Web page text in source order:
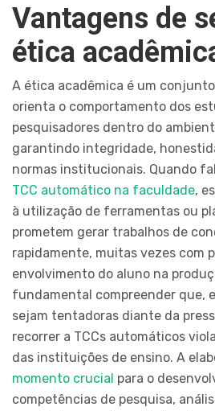
Vantagens de
ética
A ética acadêmica é um
orienta o comportamento dos
pesquisadores dentro do
garantindo integridade,
normas institucionais. Quando
TCC automático na faculdade,
à utilização de ferramentas ou
prometem gerar trabalhos de
rapidamente, muitas vezes com
envolvimento do aluno na
fundamental compreender que,
sejam tentadoras diante da
recorrer a TCCs automáticos
das instituições de ensino. A
momento crucial para o
competências de pesquisa,